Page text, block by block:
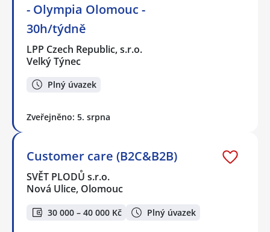
- Olympia Olomouc -
30h/týdně
LPP Czech Republic, s.r.o.
Velký Týnec
Plný úvazek
Zveřejněno: 5. srpna
Customer care (B2C&B2B)
SVĚT PLODŮ s.r.o.
Nová Ulice, Olomouc
30 000 – 40 000 Kč Plný úvazek